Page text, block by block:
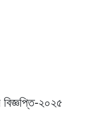
বিজ্ঞপ্তি-২০২৫